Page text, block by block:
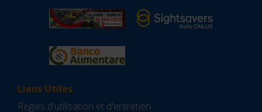
Liens Utiles
Règles d'utilisation et d'entretien